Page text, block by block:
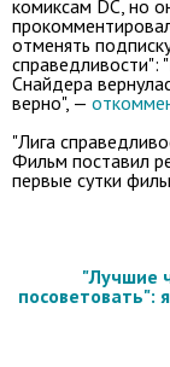
комиксам DC, но
отменять
справедливости":
Снайдера
верно", —
"Лига
Фильм поставил
первые сутки
"Лучшие
посоветовать":